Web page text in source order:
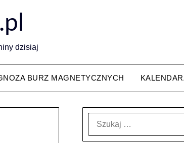
dzisiaj
BURZ MAGNETYCZNYCH